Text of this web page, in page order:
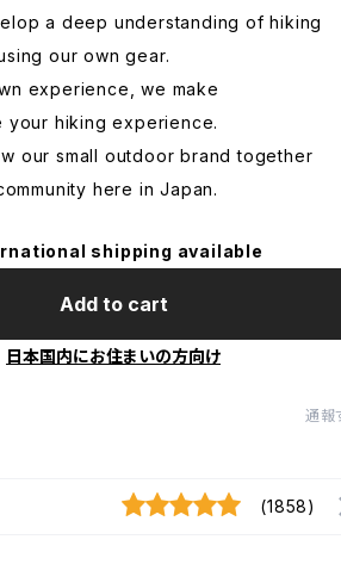
a deep understanding of hiking
our own gear.
experience, we make
your hiking experience.
our small outdoor brand together
here in Japan.
shipping available
Add to cart
日本国内にお住まいの方向け
通報
(1858)